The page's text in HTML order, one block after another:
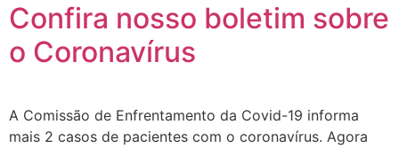
Confira nosso boletim sobre
o Coronavírus
A Comissão de Enfrentamento da Covid-19 informa
mais 2 casos de pacientes com o coronavírus. Agora